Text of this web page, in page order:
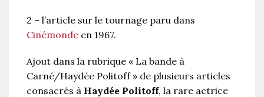
2 – l’article sur le tournage paru dans
Cinémonde en 1967.
Ajout dans la rubrique « La bande à
Carné/Haydée Politoff » de plusieurs articles
consacrés à Haydée Politoff, la rare actrice